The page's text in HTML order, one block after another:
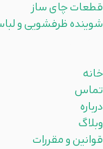
قطعات چای ساز
شوینده ظرفشویی و
خانه
تماس
درباره
وبلاگ
قوانین و مقررات